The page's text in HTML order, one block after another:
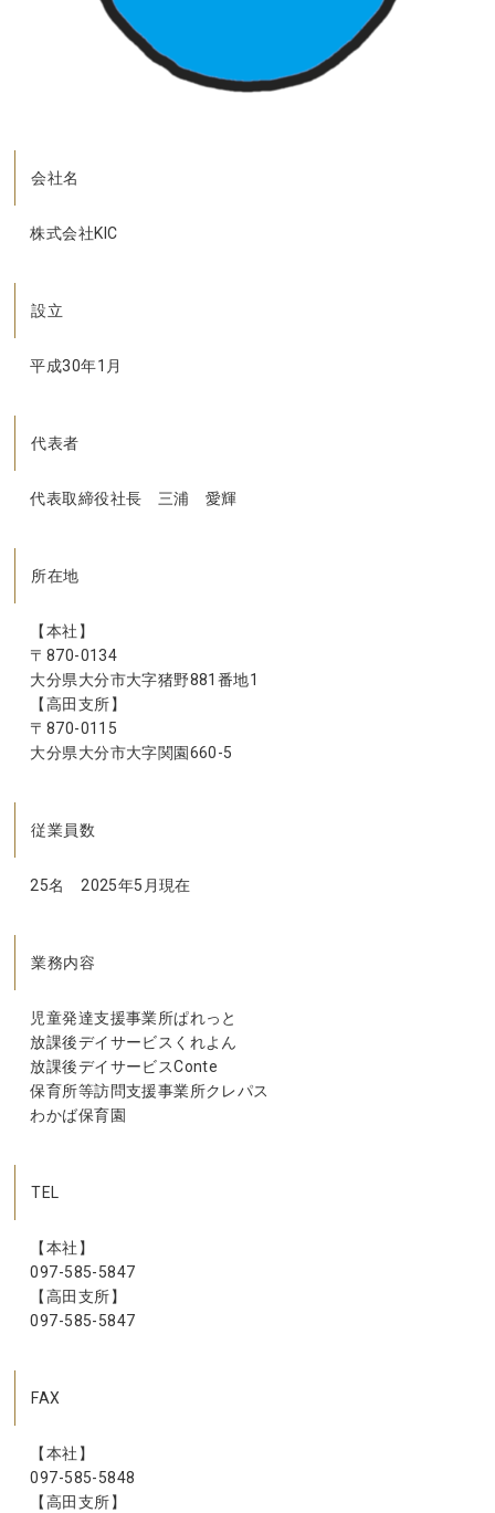
会社名
株式会社KIC
設立
平成30年1月
代表者
代表取締役社長 三浦 愛輝
所在地
【本社】
〒870-0134
大分県大分市大字猪野881番地1
【高田支所】
〒870-0115
大分県大分市大字関園660-5
従業員数
25名 2025年5月現在
業務内容
児童発達支援事業所ぱれっと
放課後デイサービスくれよん
放課後デイサービスConte
保育所等訪問支援事業所クレパス
わかば保育園
TEL
【本社】
097-585-5847
【高田支所】
097-585-5847
FAX
【本社】
097-585-5848
【高田支所】